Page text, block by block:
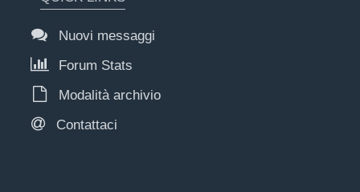
Nuovi messaggi
Forum Stats
Modalità archivio
Contattaci